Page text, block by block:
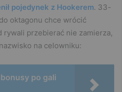
pojedynek z Hookerem. 33-
oktagonu chce wrócić
rywali przebierać nie zamierza,
na celowniku:
po gali